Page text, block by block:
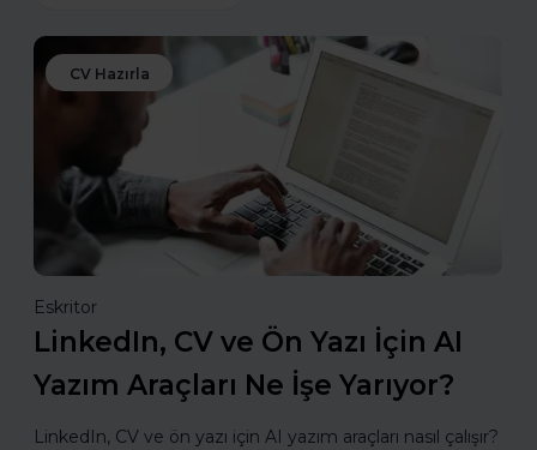
CV Hazırla
Eskritor
LinkedIn, CV ve Ön Yazı İçin AI
Yazım Araçları Ne İşe Yarıyor?
LinkedIn, CV ve ön yazı için AI yazım araçları nasıl çalışır?